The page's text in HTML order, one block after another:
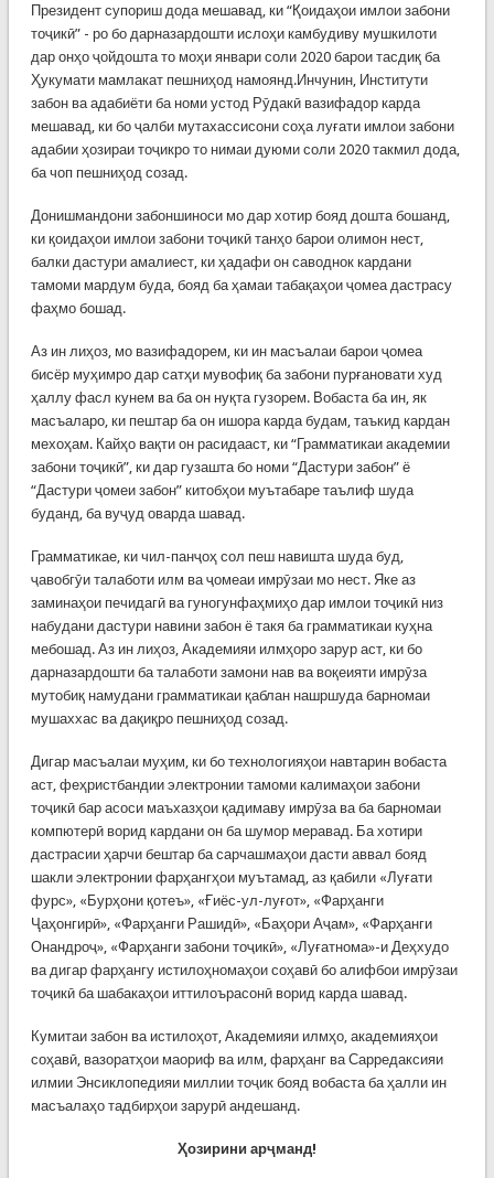
Президент супориш дода мешавад, ки “Қоидаҳои имлои забони
тоҷикӣ” - ро бо дарназардошти ислоҳи камбудиву мушкилоти
дар онҳо ҷойдошта то моҳи январи соли 2020 барои тасдиқ ба
Ҳукумати мамлакат пешниҳод намоянд.Инчунин, Институти
забон ва адабиёти ба номи устод Рӯдакӣ вазифадор карда
мешавад, ки бо ҷалби мутахассисони соҳа луғати имлои забони
адабии ҳозираи тоҷикро то нимаи дуюми соли 2020 такмил дода,
ба чоп пешниҳод созад.
Донишмандони забоншиноси мо дар хотир бояд дошта бошанд,
ки қоидаҳои имлои забони тоҷикӣ танҳо барои олимон нест,
балки дастури амалиест, ки ҳадафи он саводнок кардани
тамоми мардум буда, бояд ба ҳамаи табақаҳои ҷомеа дастрасу
фаҳмо бошад.
Аз ин лиҳоз, мо вазифадорем, ки ин масъалаи барои ҷомеа
бисёр муҳимро дар сатҳи мувофиқ ба забони пурғановати худ
ҳаллу фасл кунем ва ба он нуқта гузорем. Вобаста ба ин, як
масъаларо, ки пештар ба он ишора карда будам, таъкид кардан
мехоҳам. Кайҳо вақти он расидааст, ки “Грамматикаи академии
забони тоҷикӣ”, ки дар гузашта бо номи “Дастури забон” ё
“Дастури ҷомеи забон” китобҳои муътабаре таълиф шуда
буданд, ба вуҷуд оварда шавад.
Грамматикае, ки чил-панҷоҳ сол пеш навишта шуда буд,
ҷавобгӯи талаботи илм ва ҷомеаи имрӯзаи мо нест. Яке аз
заминаҳои печидагӣ ва гуногунфаҳмиҳо дар имлои тоҷикӣ низ
набудани дастури навини забон ё такя ба грамматикаи куҳна
мебошад. Аз ин лиҳоз, Академияи илмҳоро зарур аст, ки бо
дарназардошти ба талаботи замони нав ва воқеияти имрӯза
мутобиқ намудани грамматикаи қаблан нашршуда барномаи
мушаххас ва дақиқро пешниҳод созад.
Дигар масъалаи муҳим, ки бо технологияҳои навтарин вобаста
аст, феҳристбандии электронии тамоми калимаҳои забони
тоҷикӣ бар асоси маъхазҳои қадимаву имрӯза ва ба барномаи
компютерӣ ворид кардани он ба шумор меравад. Ба хотири
дастрасии ҳарчи бештар ба сарчашмаҳои дасти аввал бояд
шакли электронии фарҳангҳои муътамад, аз қабили «Луғати
фурс», «Бурҳони қотеъ», «Ғиёс-ул-луғот», «Фарҳанги
Ҷаҳонгирӣ», «Фарҳанги Рашидӣ», «Баҳори Аҷам», «Фарҳанги
Онандроҷ», «Фарҳанги забони тоҷикӣ», «Луғатнома»-и Деҳхудо
ва дигар фарҳангу истилоҳномаҳои соҳавӣ бо алифбои имрӯзаи
тоҷикӣ ба шабакаҳои иттилоърасонӣ ворид карда шавад.
Кумитаи забон ва истилоҳот, Академияи илмҳо, академияҳои
соҳавӣ, вазоратҳои маориф ва илм, фарҳанг ва Сарредаксияи
илмии Энсиклопедияи миллии тоҷик бояд вобаста ба ҳалли ин
масъалаҳо тадбирҳои зарурӣ андешанд.
Ҳозирини арҷманд!